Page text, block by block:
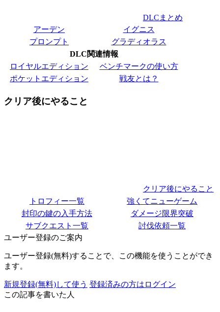
DLCまとめ
アーデン
イグニス
プロンプト
グラディオラス
DLC関連情報
ロイヤルエディション
ベンチマークの使い方
ポケットエディション
戦友とは？
クリア後にやること
クリア後にやること
トロフィー一覧
強くてニューゲーム
封印の鍵の入手方法
ダメージ限界突破
サブクエスト一覧
討伐依頼一覧
ユーザー登録のご案内
ユーザー登録(無料)することで、この機能を使うことができ
ます。
新規登録(無料)して使う 登録済みの方はログイン
この記事を書いた人